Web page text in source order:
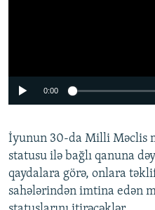
0:00
İyunun 30-da Milli Məclis
statusu ilə bağlı qanuna
qaydalara görə, onlara
sahələrindən imtina edən